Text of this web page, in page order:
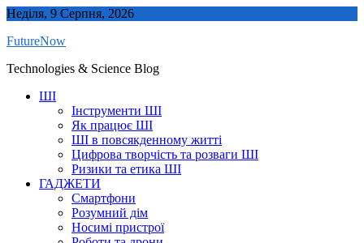
Skip
content
Неділя, 9 Серпня, 2026
FutureNow
Technologies & Science Blog
ШІ
Інструменти ШІ
Як працює ШІ
ШІ в повсякденному житті
Цифрова творчість та розваги ШІ
Ризики та етика ШІ
ГАДЖЕТИ
Смартфони
Розумний дім
Носимі пристрої